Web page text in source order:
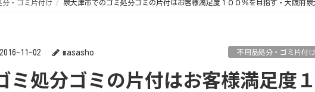
分・ゴミ片付け 泉大津市でのゴミ処分ゴミの片付はお客様満足度１００％を目指す・大阪府
2016-11-02 masasho 不用品処分・ゴミ片付け